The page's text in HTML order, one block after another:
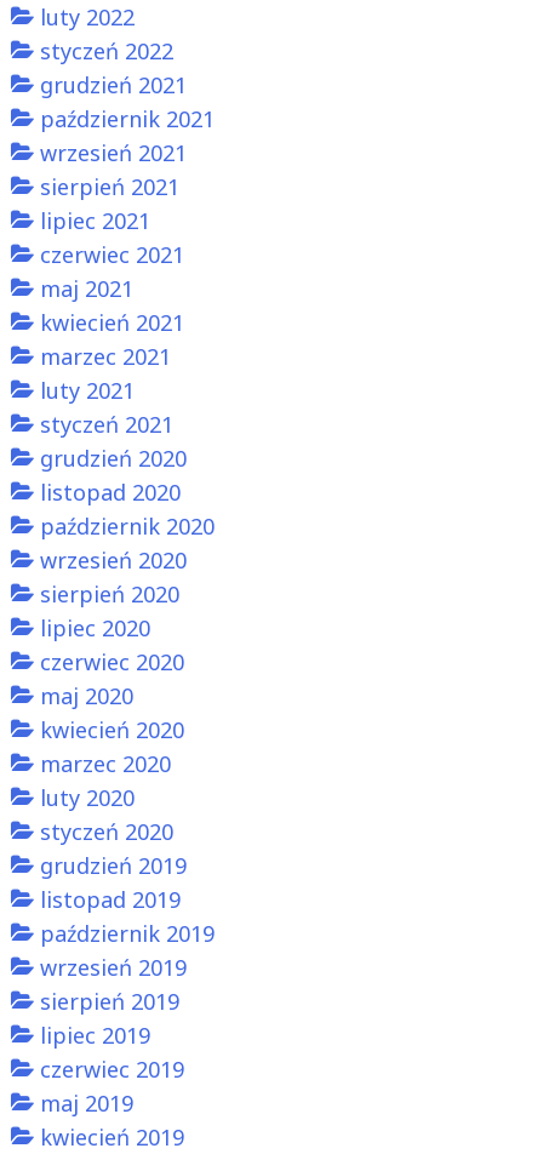
luty 2022
styczeń 2022
grudzień 2021
październik 2021
wrzesień 2021
sierpień 2021
lipiec 2021
czerwiec 2021
maj 2021
kwiecień 2021
marzec 2021
luty 2021
styczeń 2021
grudzień 2020
listopad 2020
październik 2020
wrzesień 2020
sierpień 2020
lipiec 2020
czerwiec 2020
maj 2020
kwiecień 2020
marzec 2020
luty 2020
styczeń 2020
grudzień 2019
listopad 2019
październik 2019
wrzesień 2019
sierpień 2019
lipiec 2019
czerwiec 2019
maj 2019
kwiecień 2019